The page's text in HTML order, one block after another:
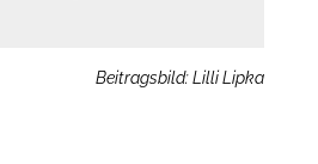
Beitragsbild: Lilli Lipka